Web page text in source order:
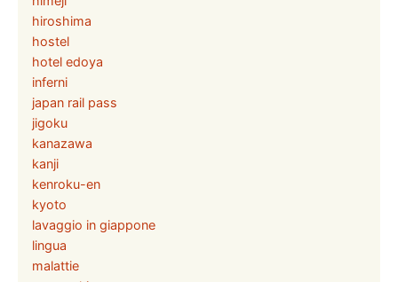
hiroshima
hostel
hotel edoya
inferni
japan rail pass
jigoku
kanazawa
kanji
kenroku-en
kyoto
lavaggio in giappone
lingua
malattie